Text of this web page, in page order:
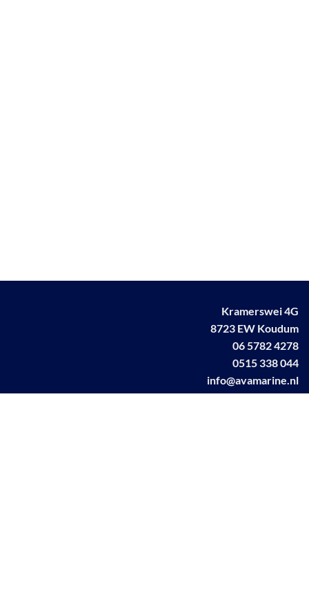
Kramerswei 4G
8723 EW Koudum
06 5782 4278
0515 338 044
info@avamarine.nl